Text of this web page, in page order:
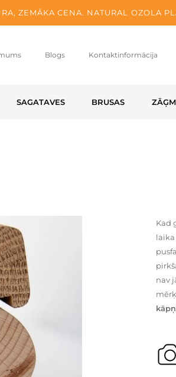
ZEMĀKA CENA. NATURAL OZOLA
Blogs Kontaktinformācija
SAGATAVES BRUSAS
Kad
laika
nav